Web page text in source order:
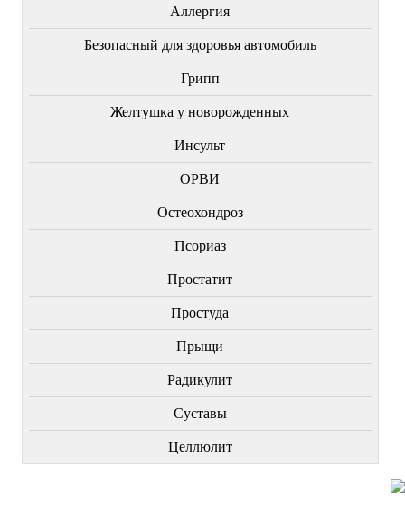
Аллергия
Безопасный для здоровья автомобиль
Грипп
Желтушка у новорожденных
Инсульт
ОРВИ
Остеохондроз
Пcориаз
Простатит
Простуда
Прыщи
Радикулит
Суставы
Целлюлит